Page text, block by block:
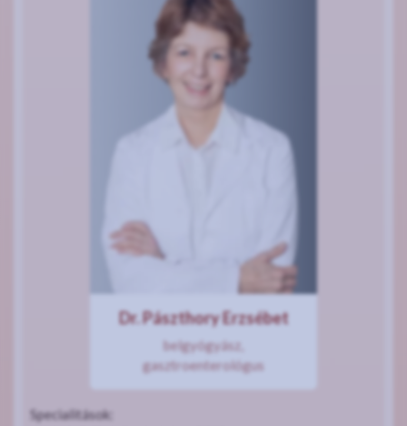
Dr. Pászthory Erzsébet
belgyógyász,
gasztroenterológus
Specialitások: